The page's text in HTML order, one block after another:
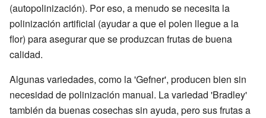
(autopolinización). Por eso, a menudo se necesita la
polinización artificial (ayudar a que el polen llegue a la
flor) para asegurar que se produzcan frutas de buena
calidad.
Algunas variedades, como la 'Gefner', producen bien sin
necesidad de polinización manual. La variedad 'Bradley'
también da buenas cosechas sin ayuda, pero sus frutas a